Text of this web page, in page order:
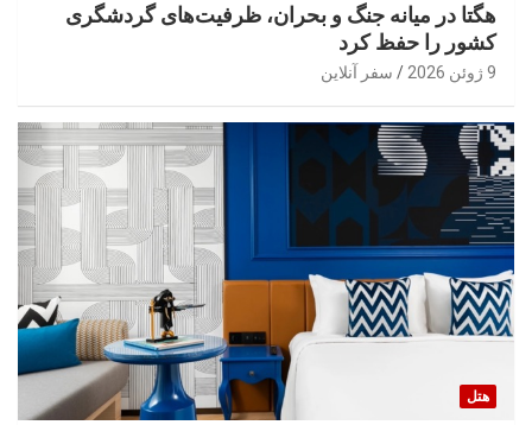
هگتا در میانه جنگ و بحران، ظرفیت‌های گردشگری
کشور را حفظ کرد
9 ژوئن 2026 سفر آنلاین
هتل